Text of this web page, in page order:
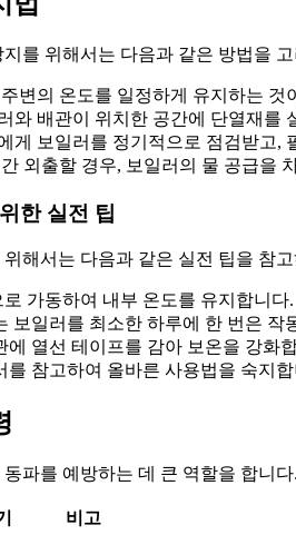
를 위해서는 다음과 같은 방법을
주변의 온도를 일정하게 유지하는
와 배관이 위치한 공간에 단열재를
게 보일러를 정기적으로 점검받고,
외출할 경우, 보일러의 물 공급을
한 실전 팁
해서는 다음과 같은 실전 팁을 참
가동하여 내부 온도를 유지합니다.
보일러를 최소한 하루에 한 번은 작
에 열선 테이프를 감아 보온을 강화
를 참고하여 올바른 사용법을 숙지
파를 예방하는 데 큰 역할을 합니
비고